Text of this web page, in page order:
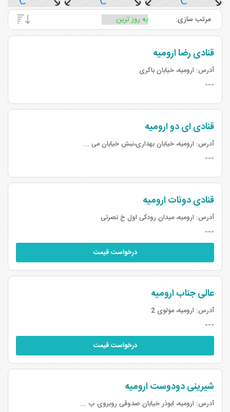
مرتب سازی:
قنادی رضا ارومیه
آدرس: ارومیه، خیابان باکری
---
قنادی ای دو ارومیه
آدرس: ارومیه، خیابان بهداری،نبش خیابان می ...
---
قنادی دونات ارومیه
آدرس: ارومیه، میدان رودکی اول خ نصرتی
---
درخواست قیمت
عالی جناب ارومیه
آدرس: ارومیه، مولوی 2
---
درخواست قیمت
شیرینی دودوست ارومیه
آدرس: ارومیه، ابوذر خیابان صدوقی روبروی پ ...